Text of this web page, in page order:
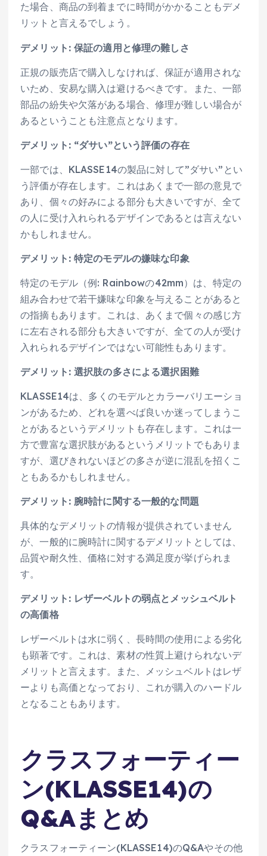
た場合、商品の到着までに時間がかかることもデメ
リットと言えるでしょう。
デメリット: 保証の適用と修理の難しさ
正規の販売店で購入しなければ、保証が適用されな
いため、安易な購入は避けるべきです。また、一部
部品の紛失や欠落がある場合、修理が難しい場合が
あるということも注意点となります。
デメリット: “ダサい”という評価の存在
一部では、KLASSE14の製品に対して”ダサい”とい
う評価が存在します。これはあくまで一部の意見で
あり、個々の好みによる部分も大きいですが、全て
の人に受け入れられるデザインであるとは言えない
かもしれません。
デメリット: 特定のモデルの嫌味な印象
特定のモデル（例: Rainbowの42mm）は、特定の
組み合わせで若干嫌味な印象を与えることがあると
の指摘もあります。これは、あくまで個々の感じ方
に左右される部分も大きいですが、全ての人が受け
入れられるデザインではない可能性もあります。
デメリット: 選択肢の多さによる選択困難
KLASSE14は、多くのモデルとカラーバリエーショ
ンがあるため、どれを選べば良いか迷ってしまうこ
とがあるというデメリットも存在します。これは一
方で豊富な選択肢があるというメリットでもありま
すが、選びきれないほどの多さが逆に混乱を招くこ
ともあるかもしれません。
デメリット: 腕時計に関する一般的な問題
具体的なデメリットの情報が提供されていません
が、一般的に腕時計に関するデメリットとしては、
品質や耐久性、価格に対する満足度が挙げられま
す。
デメリット: レザーベルトの弱点とメッシュベルト
の高価格
レザーベルトは水に弱く、長時間の使用による劣化
も顕著です。これは、素材の性質上避けられないデ
メリットと言えます。また、メッシュベルトはレザ
ーよりも高価となっており、これが購入のハードル
となることもあります。
クラスフォーティー
ン(KLASSE14)の
Q&Aまとめ
クラスフォーティーン(KLASSE14)のQ&Aやその他